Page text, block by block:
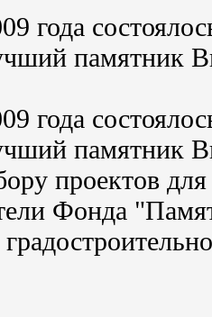
года
памятник
года
памятник
проектов
Фонда